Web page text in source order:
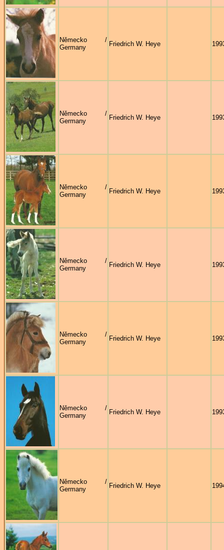
Německo /
Germany
Friedrich W. Heye
Německo /
Germany
Friedrich W. Heye
Německo /
Germany
Friedrich W. Heye
Německo /
Germany
Friedrich W. Heye
Německo /
Germany
Friedrich W. Heye
Německo /
Germany
Friedrich W. Heye
Německo /
Germany
Friedrich W. Heye